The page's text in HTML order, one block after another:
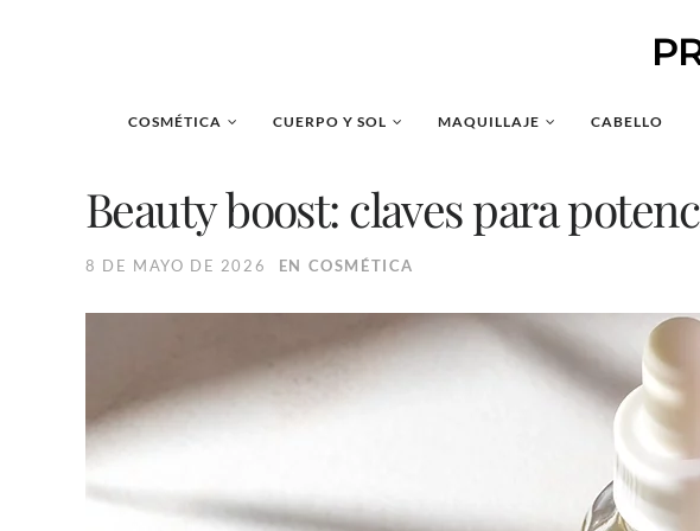
COSMÉTICA CUERPO Y SOL MAQUILLAJE CABELLO
Beauty boost: claves para
8 DE MAYO DE 2026 EN COSMÉTICA